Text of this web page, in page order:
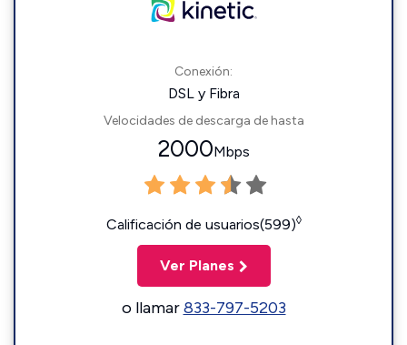
Conexión:
DSL y Fibra
Velocidades de descarga de hasta
2000Mbps
Calificación de usuarios(599)◊
Ver Planes
o llamar833-797-5203